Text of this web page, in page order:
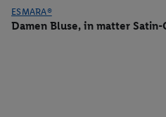
ESMARA®
Damen Bluse, in matter